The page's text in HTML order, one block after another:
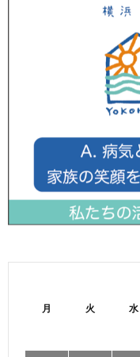
月 火 水